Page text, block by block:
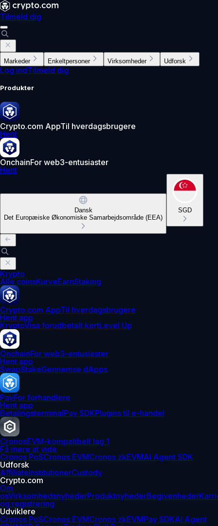
Tilmeld dig
Markeder Enkeltpersoner Virksomheder Udforsk
Log indTilmeld dig
Produkter
Crypto.com AppTil hverdagsbrugere
Hent
OnchainFor web3-entusiaster
Hent
Dansk
Det Europæiske Økonomiske Samarbejdsområde (EEA)
SGD
Krypto
Alle coinsKurveEarnStaking
Crypto.com AppTil hverdagsbrugere
Hent app
KryptoVisa forudbetalt kortLevel Up
OnchainFor web3-entusiaster
Hent app
SwapStakeGennemse dApps
PayFor forhandlere
Hent app
BetalingsterminalPay SDKPlugins til e-handel
CronosEVM-kompatibelt lag 1
Få mere at vide
Cronos PoSCronos EVMCronos zkEVMAI Agent SDK
Udforsk
AffiliateInstitutionerCustody
Crypto.com
Om
osVirksomhedsnyhederProduktnyhederBegivenheder
og registrering
Udviklere
Cronos PoSCronos EVMCronos zkEVMPay SDKAI Agent